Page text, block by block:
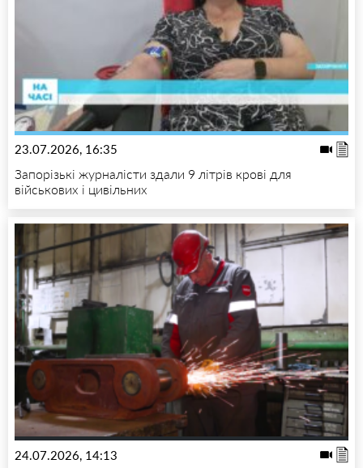
23.07.2026, 16:35
Запорізькі журналісти здали 9 літрів крові для
військових і цивільних
24.07.2026, 14:13